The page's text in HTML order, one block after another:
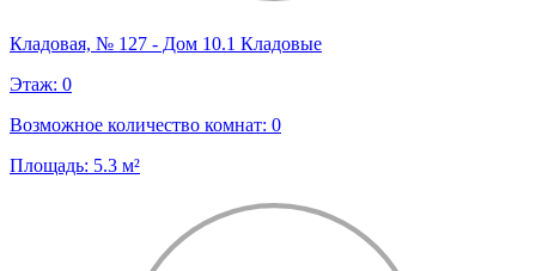
Кладовая, № 127 - Дом 10.1 Кладовые
Этаж: 0
Возможное количество комнат: 0
Площадь: 5.3 м²